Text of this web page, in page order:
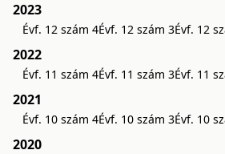
2023
Évf. 12 szám 4Évf. 12 szám 3Évf. 12
2022
Évf. 11 szám 4Évf. 11 szám 3Évf. 11
2021
Évf. 10 szám 4Évf. 10 szám 3Évf. 10
2020